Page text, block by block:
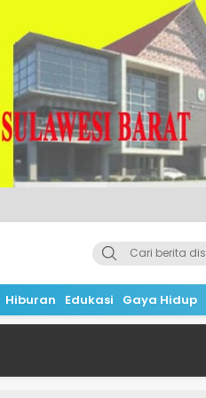
Hiburan Edukasi Gaya Hidup